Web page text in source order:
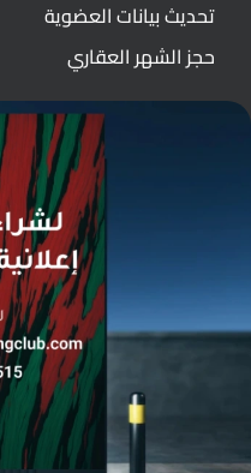
تحديث بيانات العضوية
حجز الشهر العقاري